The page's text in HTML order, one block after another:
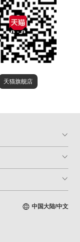
天猫旗舰店
中国大陆/中文